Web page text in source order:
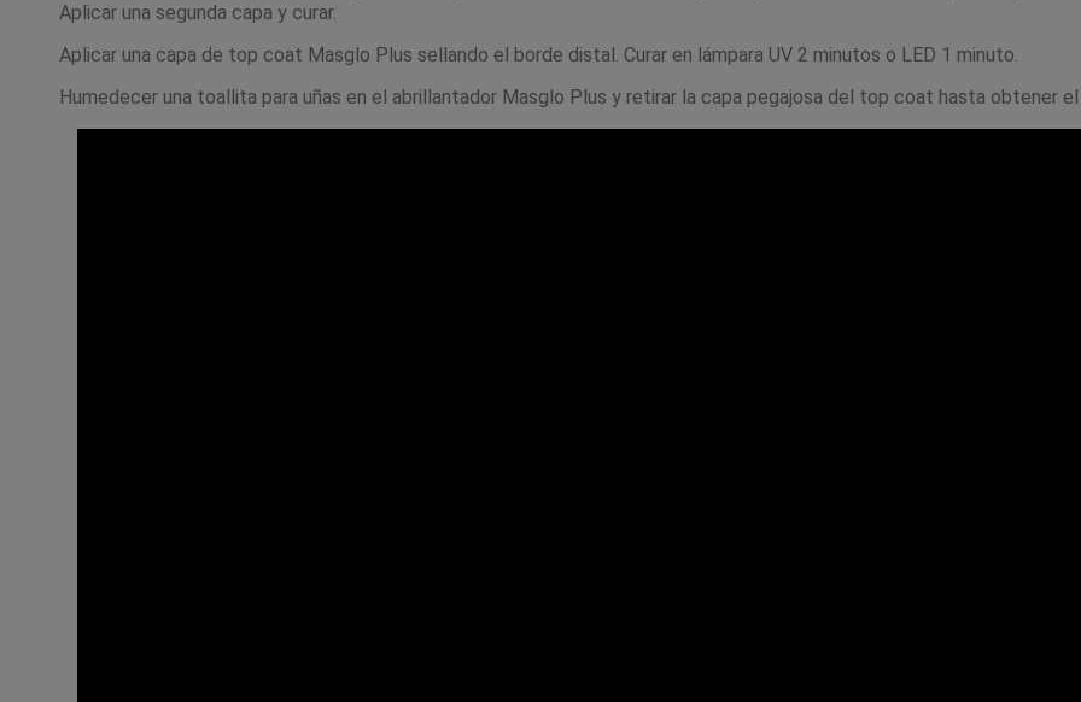
Aplicar una segunda capa y curar.
Aplicar una capa de top coat Masglo Plus sellando el borde distal. Curar en lámpara UV 2 minutos o LED 1 minuto.
Humedecer una toallita para uñas en el abrillantador Masglo Plus y retirar la capa pegajosa del top coat hasta obtener